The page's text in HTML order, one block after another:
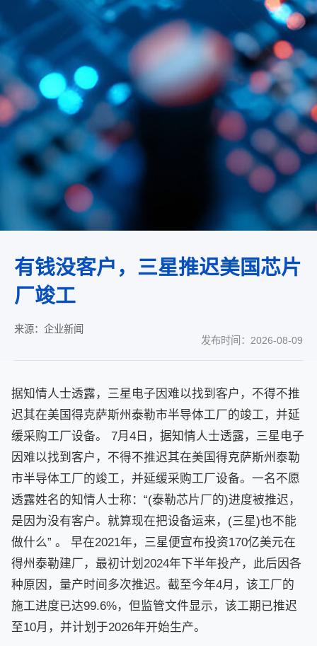
有钱没客户，三星推迟美国芯片
厂竣工
来源：企业新闻
发布时间：2026-08-09
据知情人士透露，三星电子因难以找到客户，不得不推
迟其在美国得克萨斯州泰勒市半导体工厂的竣工，并延
缓采购工厂设备。 7月4日，据知情人士透露，三星电子
因难以找到客户，不得不推迟其在美国得克萨斯州泰勒
市半导体工厂的竣工，并延缓采购工厂设备。一名不愿
透露姓名的知情人士称：“(泰勒芯片厂的)进度被推迟，
是因为没有客户。就算现在把设备运来，(三星)也不能
做什么” 。 早在2021年，三星便宣布投资170亿美元在
得州泰勒建厂，最初计划2024年下半年投产，此后因各
种原因，量产时间多次推迟。截至今年4月，该工厂的
施工进度已达99.6%，但监管文件显示，该工期已推迟
至10月，并计划于2026年开始生产。